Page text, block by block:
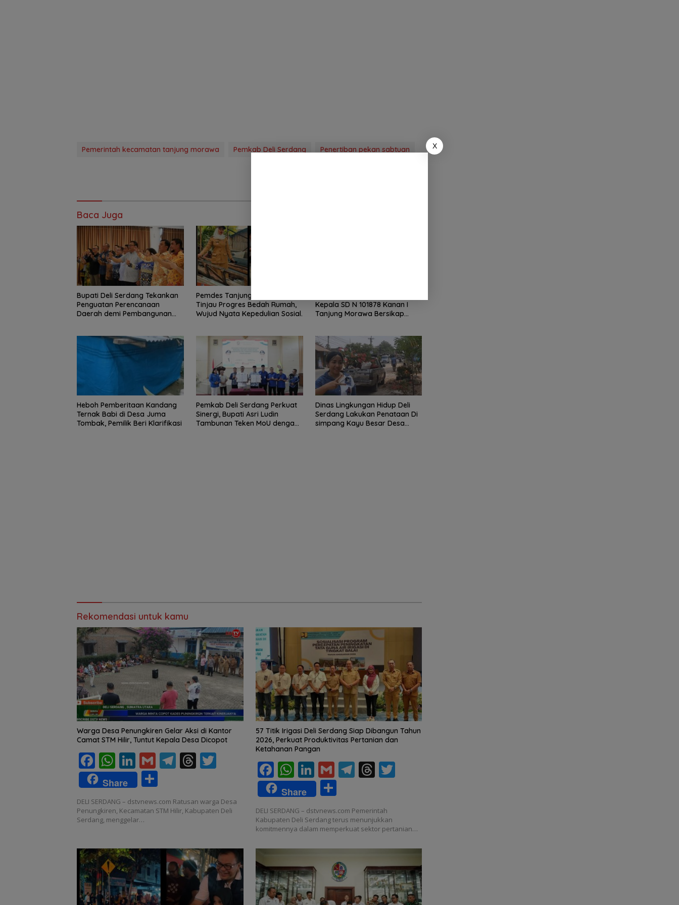
Pemerintah kecamatan tanjung morawa Pemkab Deli Serdang Penertiban pekan sabtuan
Baca Juga
Bupati Deli Serdang Tekankan
Penguatan Perencanaan
Daerah demi Pembangunan
Pemdes Tanjung Morawa-B
Tinjau Progres Bedah Rumah,
Wujud Nyata Kepedulian Sosial.
Kepala SD N 101878 Kanan I
Tanjung Morawa Bersikap
Heboh Pemberitaan Kandang
Ternak Babi di Desa Juma
Tombak, Pemilik Beri Klarifikasi
Pemkab Deli Serdang Perkuat
Sinergi, Bupati Asri Ludin
Tambunan Teken MoU dengan
Dinas Lingkungan Hidup Deli
Serdang Lakukan Penataan Di
simpang Kayu Besar Desa
Rekomendasi untuk kamu
Warga Desa Penungkiren Gelar Aksi di Kantor
Camat STM Hilir, Tuntut Kepala Desa Dicopot
F
ac
e
b
o
k
W
h
at
s
A
p
Li
n
k
e
dI
G
m
ai
l
T
gr
T
a er
Share
h
ar
DELI SERDANG – dstvnews.com Ratusan warga Desa
Penungkiren, Kecamatan STM Hilir, Kabupaten Deli
Serdang, menggelar…
57 Titik Irigasi Deli Serdang Siap Dibangun Tahun
2026, Perkuat Produktivitas Pertanian dan
Ketahanan Pangan
F
ac
e
b
o
o
k
W
h
at
s
A
p
p
Li
n
k
e
dI
n
G
m
ai
l
T
gr
a
m
T
a
d
s
T
Share S
h
ar
e
DELI SERDANG – dstvnews.com Pemerintah
Kabupaten Deli Serdang terus menunjukkan
komitmennya dalam memperkuat sektor pertanian…
X